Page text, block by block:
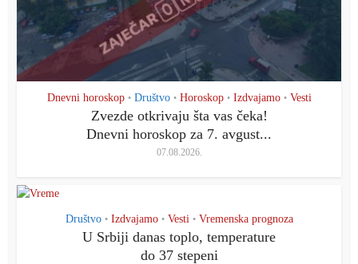
Dnevni horoskop • Društvo • Horoskop • Izdvajamo • Vesti
Zvezde otkrivaju šta vas čeka!
Dnevni horoskop za 7. avgust...
07.08.2026.
Društvo • Izdvajamo • Vesti • Vremenska prognoza
U Srbiji danas toplo, temperature
do 37 stepeni